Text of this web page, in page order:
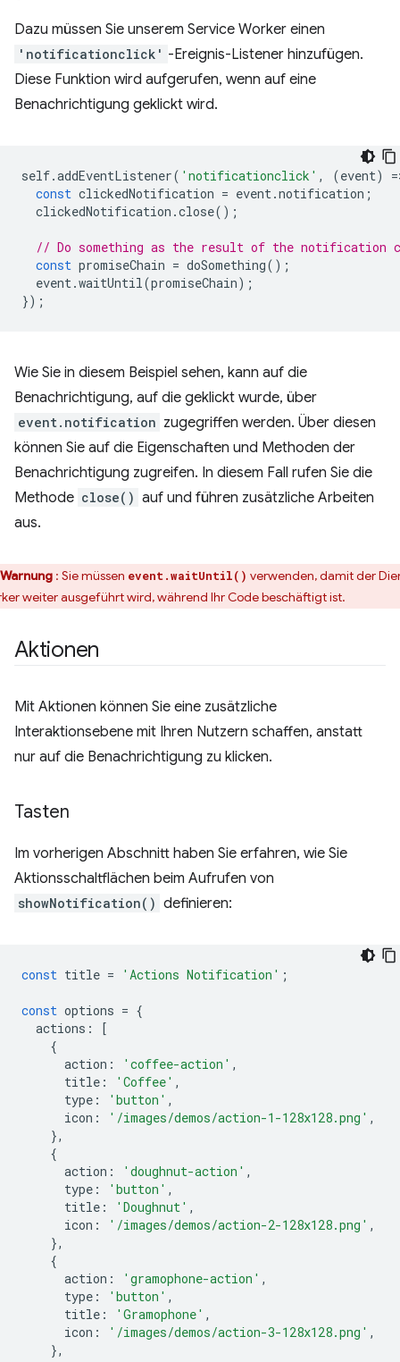
Dazu müssen Sie unserem Service Worker einen
'notificationclick' -Ereignis-Listener hinzufügen.
Diese Funktion wird aufgerufen, wenn auf eine
Benachrichtigung geklickt wird.
self.addEventListener( 'notificationclick' , (event) =
const clickedNotification = event.notification ;
clickedNotification .close();
// Do something as the result of the notification
const promiseChain = doSomething();
event.waitUntil(promiseChain);
});
Wie Sie in diesem Beispiel sehen, kann auf die
Benachrichtigung, auf die geklickt wurde, über
event.notification zugegriffen werden. Über diesen
können Sie auf die Eigenschaften und Methoden der
Benachrichtigung zugreifen. In diesem Fall rufen Sie die
Methode close() auf und führen zusätzliche Arbeiten
aus.
Warnung : Sie müssen event.waitUntil() verwenden, damit der
weiter ausgeführt wird, während Ihr Code beschäftigt ist.
Aktionen
Mit Aktionen können Sie eine zusätzliche
Interaktionsebene mit Ihren Nutzern schaffen, anstatt
nur auf die Benachrichtigung zu klicken.
Tasten
Im vorherigen Abschnitt haben Sie erfahren, wie Sie
Aktionsschaltflächen beim Aufrufen von
showNotification() definieren:
const title = 'Actions Notification' ;
const options = {
actions :
[
{
action : 'coffee-action' ,
title : 'Coffee' ,
type : 'button' ,
icon : '/images/demos/action-1-128x128.png' ,
},
{
action : 'doughnut-action' ,
type : 'button' ,
title : 'Doughnut' ,
icon : '/images/demos/action-2-128x128.png' ,
},
{
action : 'gramophone-action' ,
type : 'button' ,
title : 'Gramophone' ,
icon : '/images/demos/action-3-128x128.png' ,
},